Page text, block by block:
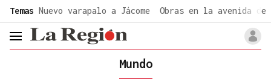
Temas Nuevo varapalo a Jácome Obras en la avenida de
header.menu.open
Mundo